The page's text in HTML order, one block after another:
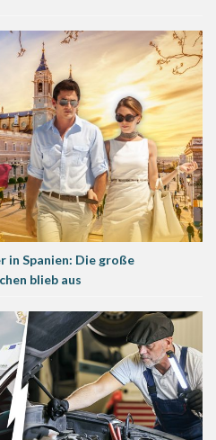
in Spanien: Die große
blieb aus